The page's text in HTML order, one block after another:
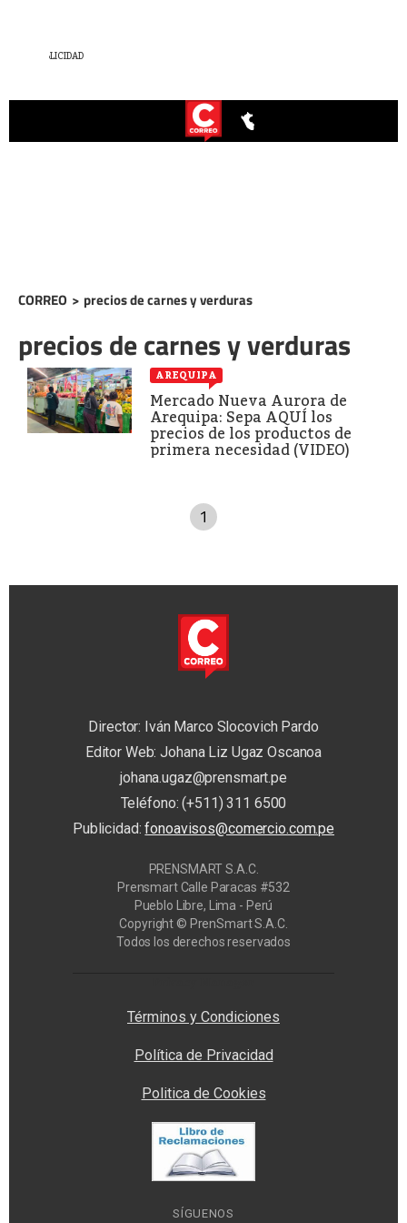
CORREO > precios de carnes y verduras
precios de carnes y verduras
AREQUIPA
Mercado Nueva Aurora de
Arequipa: Sepa AQUÍ los
precios de los productos de
primera necesidad (VIDEO)
1
Director: Iván Marco Slocovich Pardo
Editor Web: Johana Liz Ugaz Oscanoa
johana.ugaz@prensmart.pe
Teléfono: (+511) 311 6500
Publicidad:fonoavisos@comercio.com.pe
PRENSMART S.A.C.
Prensmart Calle Paracas #532
Pueblo Libre, Lima - Perú
Copyright © PrenSmart S.A.C.
Todos los derechos reservados
Términos y Condiciones
Política de Privacidad
Politica de Cookies
SÍGUENOS